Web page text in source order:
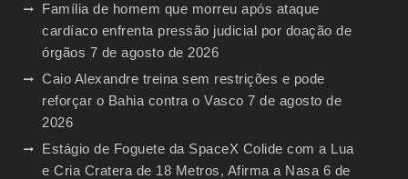
Família de homem que morreu após ataque
cardíaco enfrenta pressão judicial por doação de
órgãos 7 de agosto de 2026
Caio Alexandre treina sem restrições e pode
reforçar o Bahia contra o Vasco 7 de agosto de
2026
Estágio de Foguete da SpaceX Colide com a Lua
e Cria Cratera de 18 Metros, Afirma a Nasa 6 de